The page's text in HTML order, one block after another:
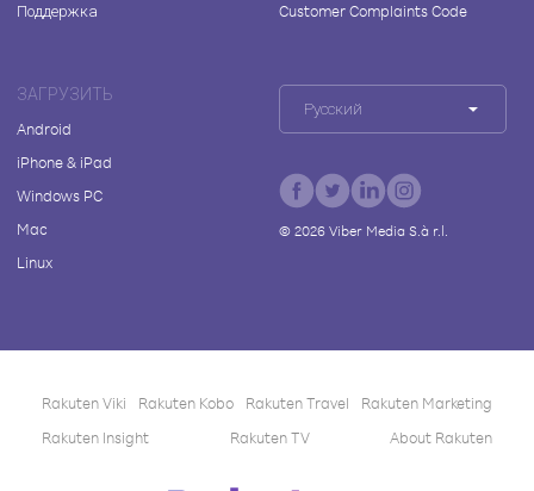
Поддержка
Customer Complaints Code
ЗАГРУЗИТЬ
Android
iPhone & iPad
Windows PC
Mac
Linux
Русский
© 2026Viber Media S.à r.l.
Rakuten Viki Rakuten Kobo Rakuten Travel
Rakuten Marketing
Rakuten Insight
Rakuten TV About Rakuten